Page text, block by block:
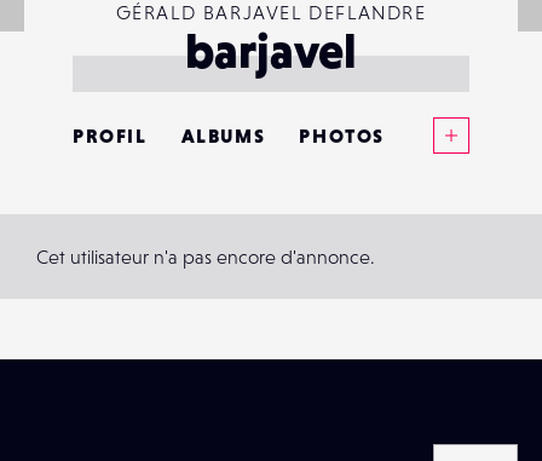
GÉRALD BARJAVEL DEFLANDRE
barjavel
PROFIL ALBUMS PHOTOS
CONTACTS
ÉVÉNEMENTS
Cet utilisateur n'a pas encore d'annonce.